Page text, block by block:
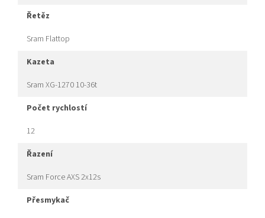
řetěz
Sram Flattop
kazeta
Sram XG-1270 10-36t
počet rychlostí
12
řazení
Sram Force AXS 2x12s
přesmykač